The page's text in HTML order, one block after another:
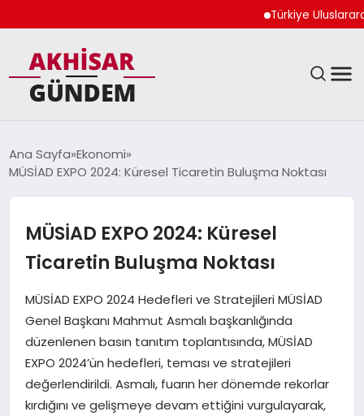
Türkiye Uluslararası
EKONOMI
SPOR
TEKNOLOJI
YAŞAM
Ana Sayfa Ekonomi
MÜSİAD EXPO 2024: Küresel Ticaretin Buluşma Noktası
MÜSİAD EXPO 2024: Küresel
Ticaretin Buluşma Noktası
MÜSİAD EXPO 2024 Hedefleri ve Stratejileri MÜSİAD
Genel Başkanı Mahmut Asmalı başkanlığında
düzenlenen basın tanıtım toplantısında, MÜSİAD
EXPO 2024’ün hedefleri, teması ve stratejileri
değerlendirildi. Asmalı, fuarın her dönemde rekorlar
kırdığını ve gelişmeye devam ettiğini vurgulayarak,